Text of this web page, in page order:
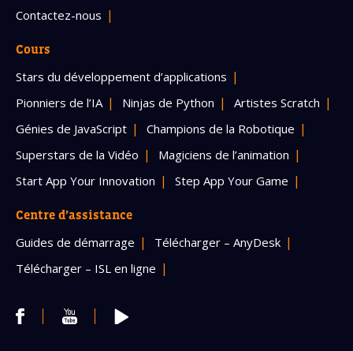
Contactez-nous
Cours
Stars du développement d’applications
Pionniers de l’IA
Ninjas de Python
Artistes Scratch
Génies de JavaScript
Champions de la Robotique
Superstars de la Vidéo
Magiciens de l’animation
Start App Your Innovation
Step App Your Game
Centre d’assistance
Guides de démarrage
Télécharger – AnyDesk
Télécharger – ISL en ligne